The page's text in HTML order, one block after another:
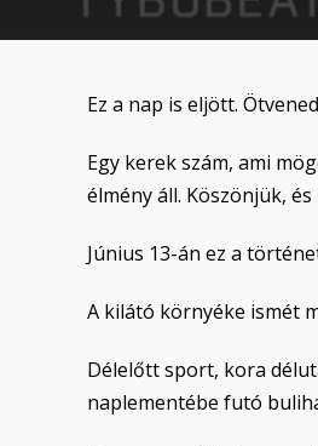
Ez a nap is eljött.
Egy kerek szám, ami
élmény áll. Köszönjük,
Június 13-án ez a
A kilátó környéke ismét
Délelőtt sport, kora
naplementébe futó